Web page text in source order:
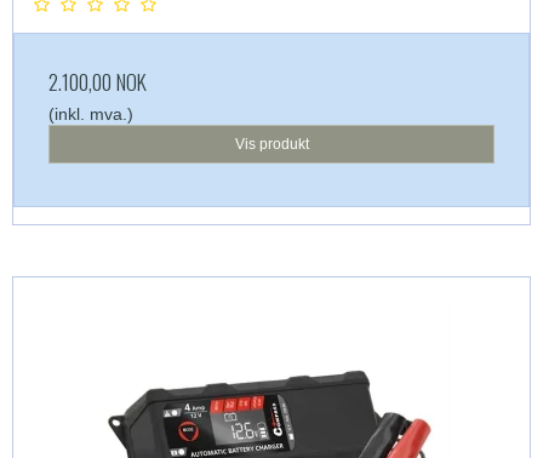
2.100,00 NOK
(inkl. mva.)
Vis produkt